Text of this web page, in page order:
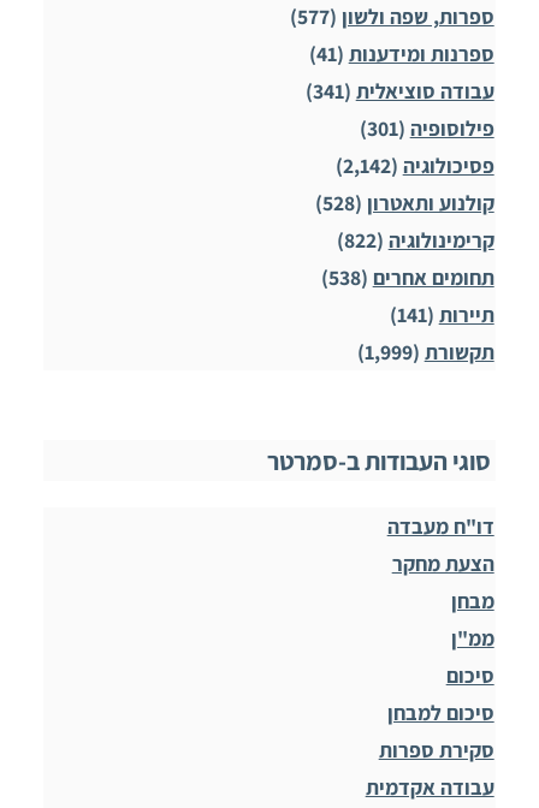
ספרות, שפה ולשון (577)
ספרנות ומידענות (41)
עבודה סוציאלית (341)
פילוסופיה (301)
פסיכולוגיה (2,142)
קולנוע ותאטרון (528)
קרימינולוגיה (822)
תחומים אחרים (538)
תיירות (141)
תקשורת (1,999)
סוגי העבודות ב-סמרטר
דו"ח מעבדה
הצעת מחקר
מבחן
ממ"ן
סיכום
סיכום למבחן
סקירת ספרות
עבודה אקדמית